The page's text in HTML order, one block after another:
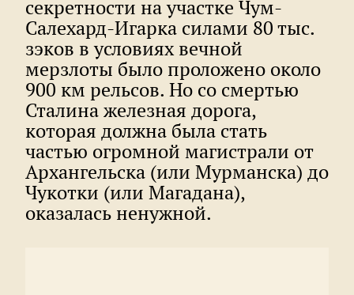
секретности на участке Чум-
Салехард-Игарка силами 80 тыс.
зэков в условиях вечной
мерзлоты было проложено около
900 км рельсов. Но со смертью
Сталина железная дорога,
которая должна была стать
частью огромной магистрали от
Архангельска (или Мурманска) до
Чукотки (или Магадана),
оказалась ненужной.